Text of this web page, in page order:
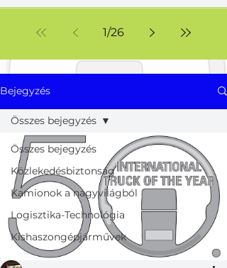
duruzsoló dízelek mellett hangsúlyos
melyek már a jelen, de inkább a közeljövő új
világának korszerű járműveit képviselték.
voltak hagyományos prezentációk, viszont
1/26
Bejegyzés
Összes bejegyzés
Közlekedésbiztonság
Kamionok a nagyvilágból
Logisztika-Technológia
Kishaszongépjárművek
Összes bejegyzés